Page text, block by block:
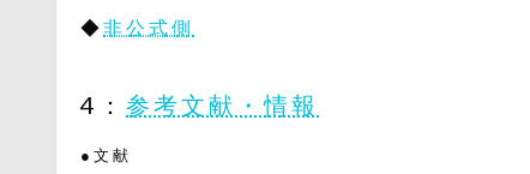
◆非公式側
4： 参考文献・情報
●文献